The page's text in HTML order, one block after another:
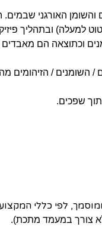
האורגני שבמים.
למעלה) ובתהליך
וכתוצאה הם
השומנים / הזיהומים
שפכים.
צורך במעמד מתכת).